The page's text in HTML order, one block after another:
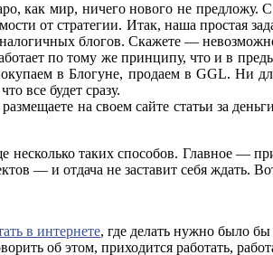
как мир, ничего нового не предложу.
от стратегии. Итак, наша простая
блогов. Скажете —
по тому же принципу, что и в
в Блогуне, продаем в GGL. Ни
все будет сразу.
на своем сайте статьи за
таких способов. Главное —
— и отдача не заставит себя ждать.
в интернете, где делать нужно было
об этом, приходится работать,